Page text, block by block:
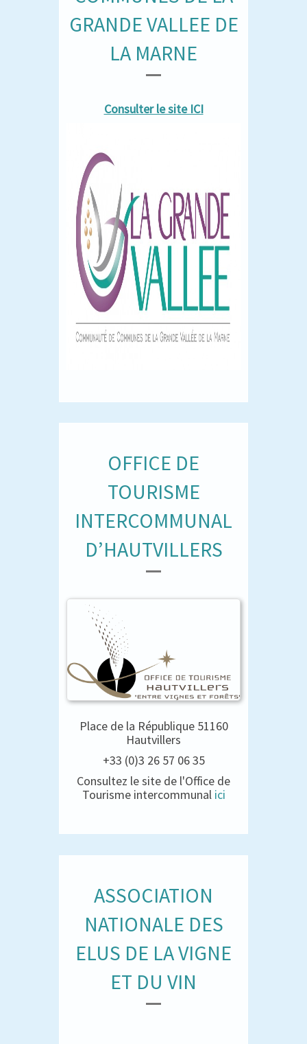
GRANDE VALLEE DE
LA MARNE
Consulter le site ICI
OFFICE DE
TOURISME
INTERCOMMUNAL
D’HAUTVILLERS
Place de la République 51160
Hautvillers
+33 (0)3 26 57 06 35
Consultez le site de l'Office de
Tourisme intercommunal ici
ASSOCIATION
NATIONALE DES
ELUS DE LA VIGNE
ET DU VIN